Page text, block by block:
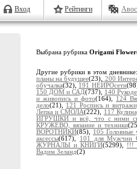
Вход Рейтинги
Выбрана рубрика Origami
Другие рубрики в этом
планы на будущее(23), 200
обучалка(32), 191 НЕЙРОсети
150 ДОМ и САД(737), 140
и живопись и фото(164), 124
дело(21), 121 Роспись и
Лепка и СМОЛА(222),
117
ИГРУШКИ и всё, что с ними
КРУЖЕВО, вязание и техники
ВОРОТНИКИ(85),
105 Головные
аксессы(617),
101 для Мужчин
ЖУРНАЛЫ и КНИГИ(5299),
!!!
Вадим Зеланд(2)